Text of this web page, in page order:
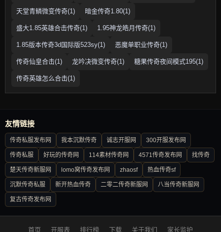
天堂青鳞微变传奇(1) 暗金传奇1.80(1)
盛大1.85英雄合击传奇(1) 1.95神龙皓月传奇(1)
1.85版本传奇3d国际版523sy(1) 恶魔单职业传奇(1)
传奇仙皇合击(1) 龙吟决微变传奇(1) 糖果传奇夜间模式195(1)
传奇英雄怎么合击(1)
友情链接
传奇私服发布网 我本沉默传奇 诚志开服网 300开服发布网
传奇私服 好玩的传奇网 114素材传奇网 4571传奇发布网 找传奇
楚天传奇新服网 lomo窝传奇发布网 zhaosf 热血传奇sf
沉默传奇私服 新开热血传奇 二零二传奇新服网 八当传奇新服网
复古传奇发布网
首页 开服表 排行榜 下载 关于我们 家长监护